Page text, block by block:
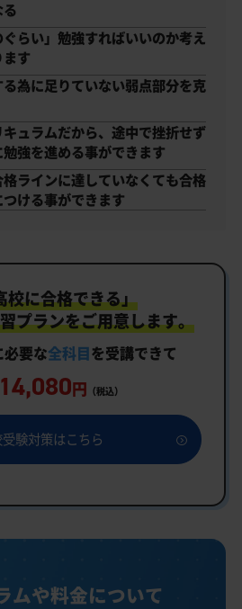
らい」勉強すればいいのか考え
す
為に足りていない弱点部分を克
ュラムだから、途中で挫折せず
強を進める事ができます
ラインに達していなくても合格
ける事ができます
校に合格できる」
プランをご用意します。
必要な全科目を受講できて
14,080円 （税込）
験対策はこちら
ムや料金について